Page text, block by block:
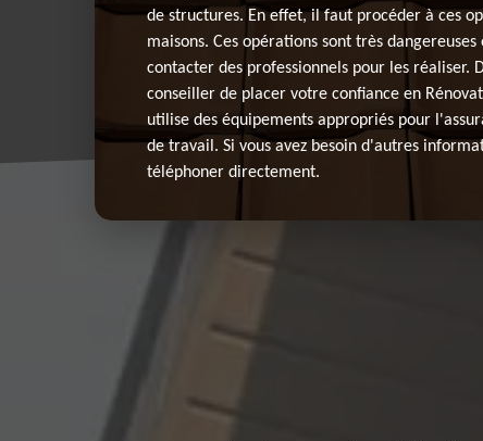
de structures. En effet, il faut procéder à ces
maisons. Ces opérations sont très
contacter des professionnels pour les réaliser.
conseiller de placer votre confiance en
utilise des équipements appropriés pour
de travail. Si vous avez besoin d'autres
téléphoner directement.